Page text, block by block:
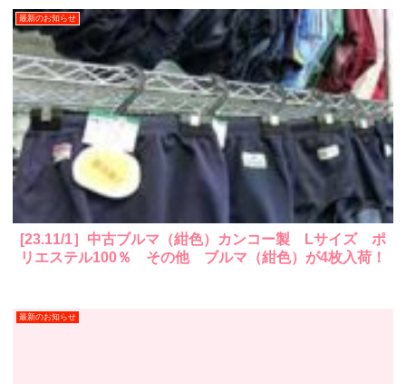
最新のお知らせ
[23.11/1］中古ブルマ（紺色）カンコー製 Lサイズ ポ
リエステル100％ その他 ブルマ（紺色）が4枚入荷！
最新のお知らせ